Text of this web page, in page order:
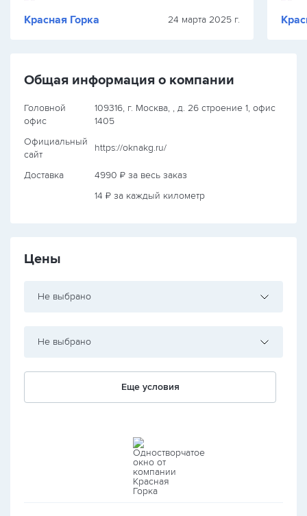
Красная Горка 24 марта 2025 г.
Общая информация о компании
Головной
офис
109316, г. Москва, , д. 26 строение 1, офис
1405
Официальный
сайт
https://oknakg.ru/
Доставка
4990 ₽ за весь заказ
14 ₽ за каждый километр
Цены
Не выбрано
Не выбрано
Еще условия